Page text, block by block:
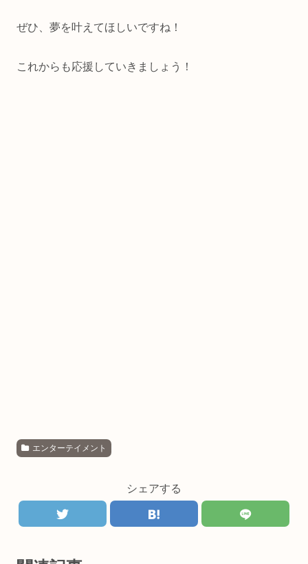
ぜひ、夢を叶えてほしいですね！
これからも応援していきましょう！
エンターテイメント
シェアする